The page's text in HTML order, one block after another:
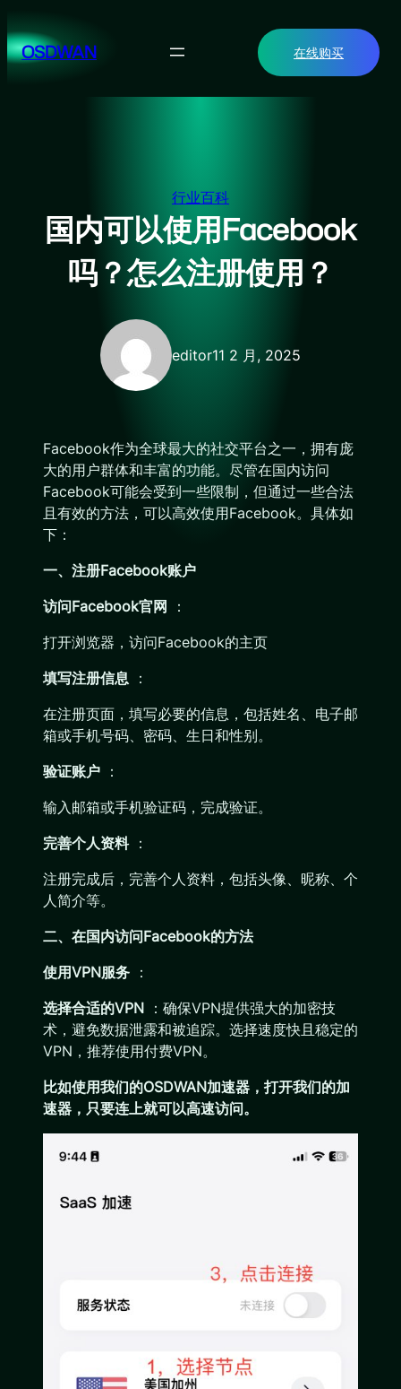
至
内OSDWAN 在线购买
行业百科
国内可以使用Facebook
吗？怎么注册使用？
editor11 2 月, 2025
Facebook作为全球最大的社交平台之一，拥有庞
大的用户群体和丰富的功能。尽管在国内访问
Facebook可能会受到一些限制，但通过一些合法
且有效的方法，可以高效使用Facebook。具体如
下：
一、注册Facebook账户
访问Facebook官网 ：
打开浏览器，访问Facebook的主页
填写注册信息 ：
在注册页面，填写必要的信息，包括姓名、电子邮
箱或手机号码、密码、生日和性别。
验证账户 ：
输入邮箱或手机验证码，完成验证。
完善个人资料：
注册完成后，完善个人资料，包括头像、昵称、个
人简介等。
二、在国内访问Facebook的方法
使用VPN服务 ：
选择合适的VPN ：确保VPN提供强大的加密技
术，避免数据泄露和被追踪。选择速度快且稳定的
VPN，推荐使用付费VPN。
比如使用我们的OSDWAN加速器，打开我们的加
速器，只要连上就可以高速访问。